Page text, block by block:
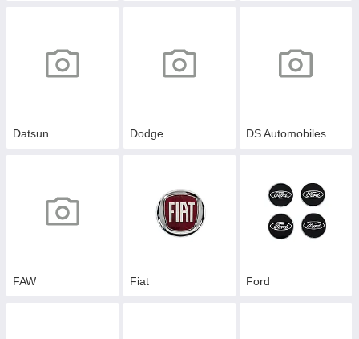
Datsun Dodge DS Automobiles
FAW Fiat Ford